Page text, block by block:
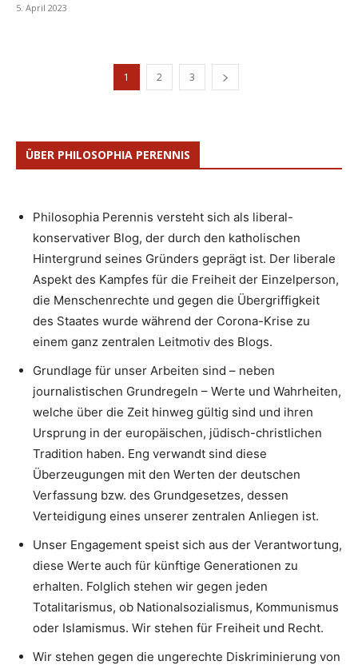
5. April 2023
1 2 3
ÜBER PHILOSOPHIA PERENNIS
Philosophia Perennis versteht sich als liberal-
konservativer Blog, der durch den katholischen
Hintergrund seines Gründers geprägt ist. Der liberale
Aspekt des Kampfes für die Freiheit der Einzelperson,
die Menschenrechte und gegen die Übergriffigkeit
des Staates wurde während der Corona-Krise zu
einem ganz zentralen Leitmotiv des Blogs.
Grundlage für unser Arbeiten sind – neben
journalistischen Grundregeln – Werte und Wahrheiten,
welche über die Zeit hinweg gültig sind und ihren
Ursprung in der europäischen, jüdisch-christlichen
Tradition haben. Eng verwandt sind diese
Überzeugungen mit den Werten der deutschen
Verfassung bzw. des Grundgesetzes, dessen
Verteidigung eines unserer zentralen Anliegen ist.
Unser Engagement speist sich aus der Verantwortung,
diese Werte auch für künftige Generationen zu
erhalten. Folglich stehen wir gegen jeden
Totalitarismus, ob Nationalsozialismus, Kommunismus
oder Islamismus. Wir stehen für Freiheit und Recht.
Wir stehen gegen die ungerechte Diskriminierung von